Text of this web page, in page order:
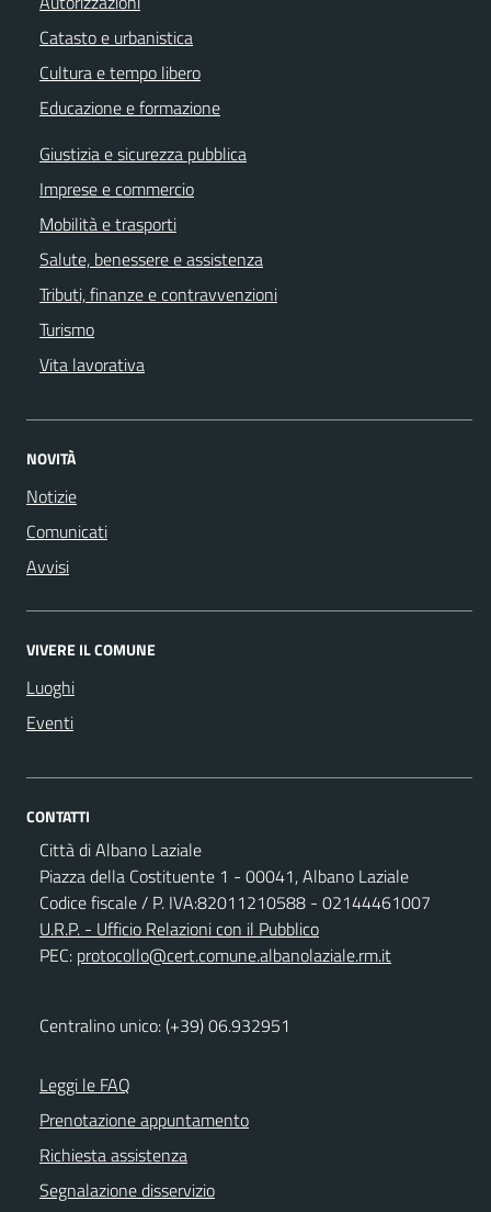
Catasto e urbanistica
Cultura e tempo libero
Educazione e formazione
Giustizia e sicurezza pubblica
Imprese e commercio
Mobilità e trasporti
Salute, benessere e assistenza
Tributi, finanze e contravvenzioni
Turismo
Vita lavorativa
NOVITÀ
Notizie
Comunicati
Avvisi
VIVERE IL COMUNE
Luoghi
Eventi
CONTATTI
Città di Albano Laziale
Piazza della Costituente 1 - 00041, Albano Laziale
Codice fiscale / P. IVA:82011210588 - 02144461007
U.R.P. - Ufficio Relazioni con il Pubblico
PEC: protocollo@cert.comune.albanolaziale.rm.it
Centralino unico: (+39) 06.932951
Leggi le FAQ
Prenotazione appuntamento
Richiesta assistenza
Segnalazione disservizio